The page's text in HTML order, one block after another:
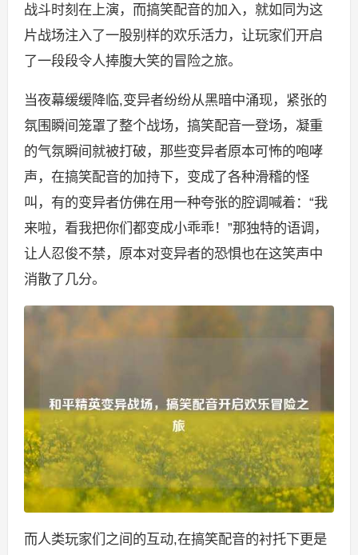
战斗时刻在上演，而搞笑配音的加入，就如同为这
片战场注入了一股别样的欢乐活力，让玩家们开启
了一段段令人捧腹大笑的冒险之旅。
当夜幕缓缓降临,变异者纷纷从黑暗中涌现，紧张的
氛围瞬间笼罩了整个战场，搞笑配音一登场，凝重
的气氛瞬间就被打破，那些变异者原本可怖的咆哮
声，在搞笑配音的加持下，变成了各种滑稽的怪
叫，有的变异者仿佛在用一种夸张的腔调喊着：“我
来啦，看我把你们都变成小乖乖！”那独特的语调，
让人忍俊不禁，原本对变异者的恐惧也在这笑声中
消散了几分。
而人类玩家们之间的互动,在搞笑配音的衬托下更是